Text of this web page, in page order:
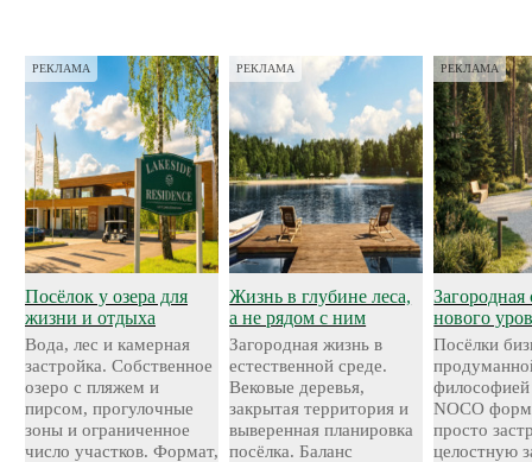
РЕКЛАМА
Посёлок у озера для
жизни и отдыха
Вода, лес и камерная
застройка. Собственное
озеро с пляжем и
пирсом, прогулочные
зоны и ограниченное
число участков. Формат,
РЕКЛАМА
Жизнь в глубине леса,
а не рядом с ним
Загородная жизнь в
естественной среде.
Вековые деревья,
закрытая территория и
выверенная планировка
посёлка. Баланс
РЕКЛАМА
Загородная
нового
Посёлки
NOCO
просто
целостную